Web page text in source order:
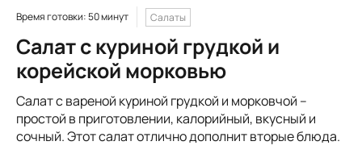
Время готовки: 50 минут Салаты
Салат с куриной грудкой и
корейской морковью
Салат с вареной куриной грудкой и морковчой –
простой в приготовлении, калорийный, вкусный и
сочный. Этот салат отлично дополнит вторые блюда.